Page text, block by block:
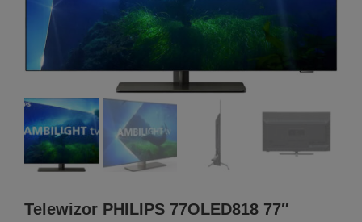
Telewizor PHILIPS 77OLED818 77″